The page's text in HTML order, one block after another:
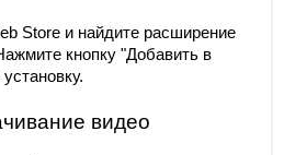
Store и найдите расширение
кнопку "Добавить в
видео